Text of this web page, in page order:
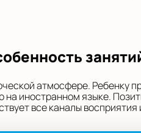
атмосфере. Ребенку
на иностранном языке.
все каналы